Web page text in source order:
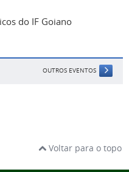
do IF Goiano
OUTROS EVENTOS
Voltar para o topo